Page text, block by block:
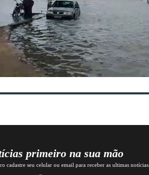
primeiro na sua mão
cadastre seu celular ou email para receber as ultimas notícias.